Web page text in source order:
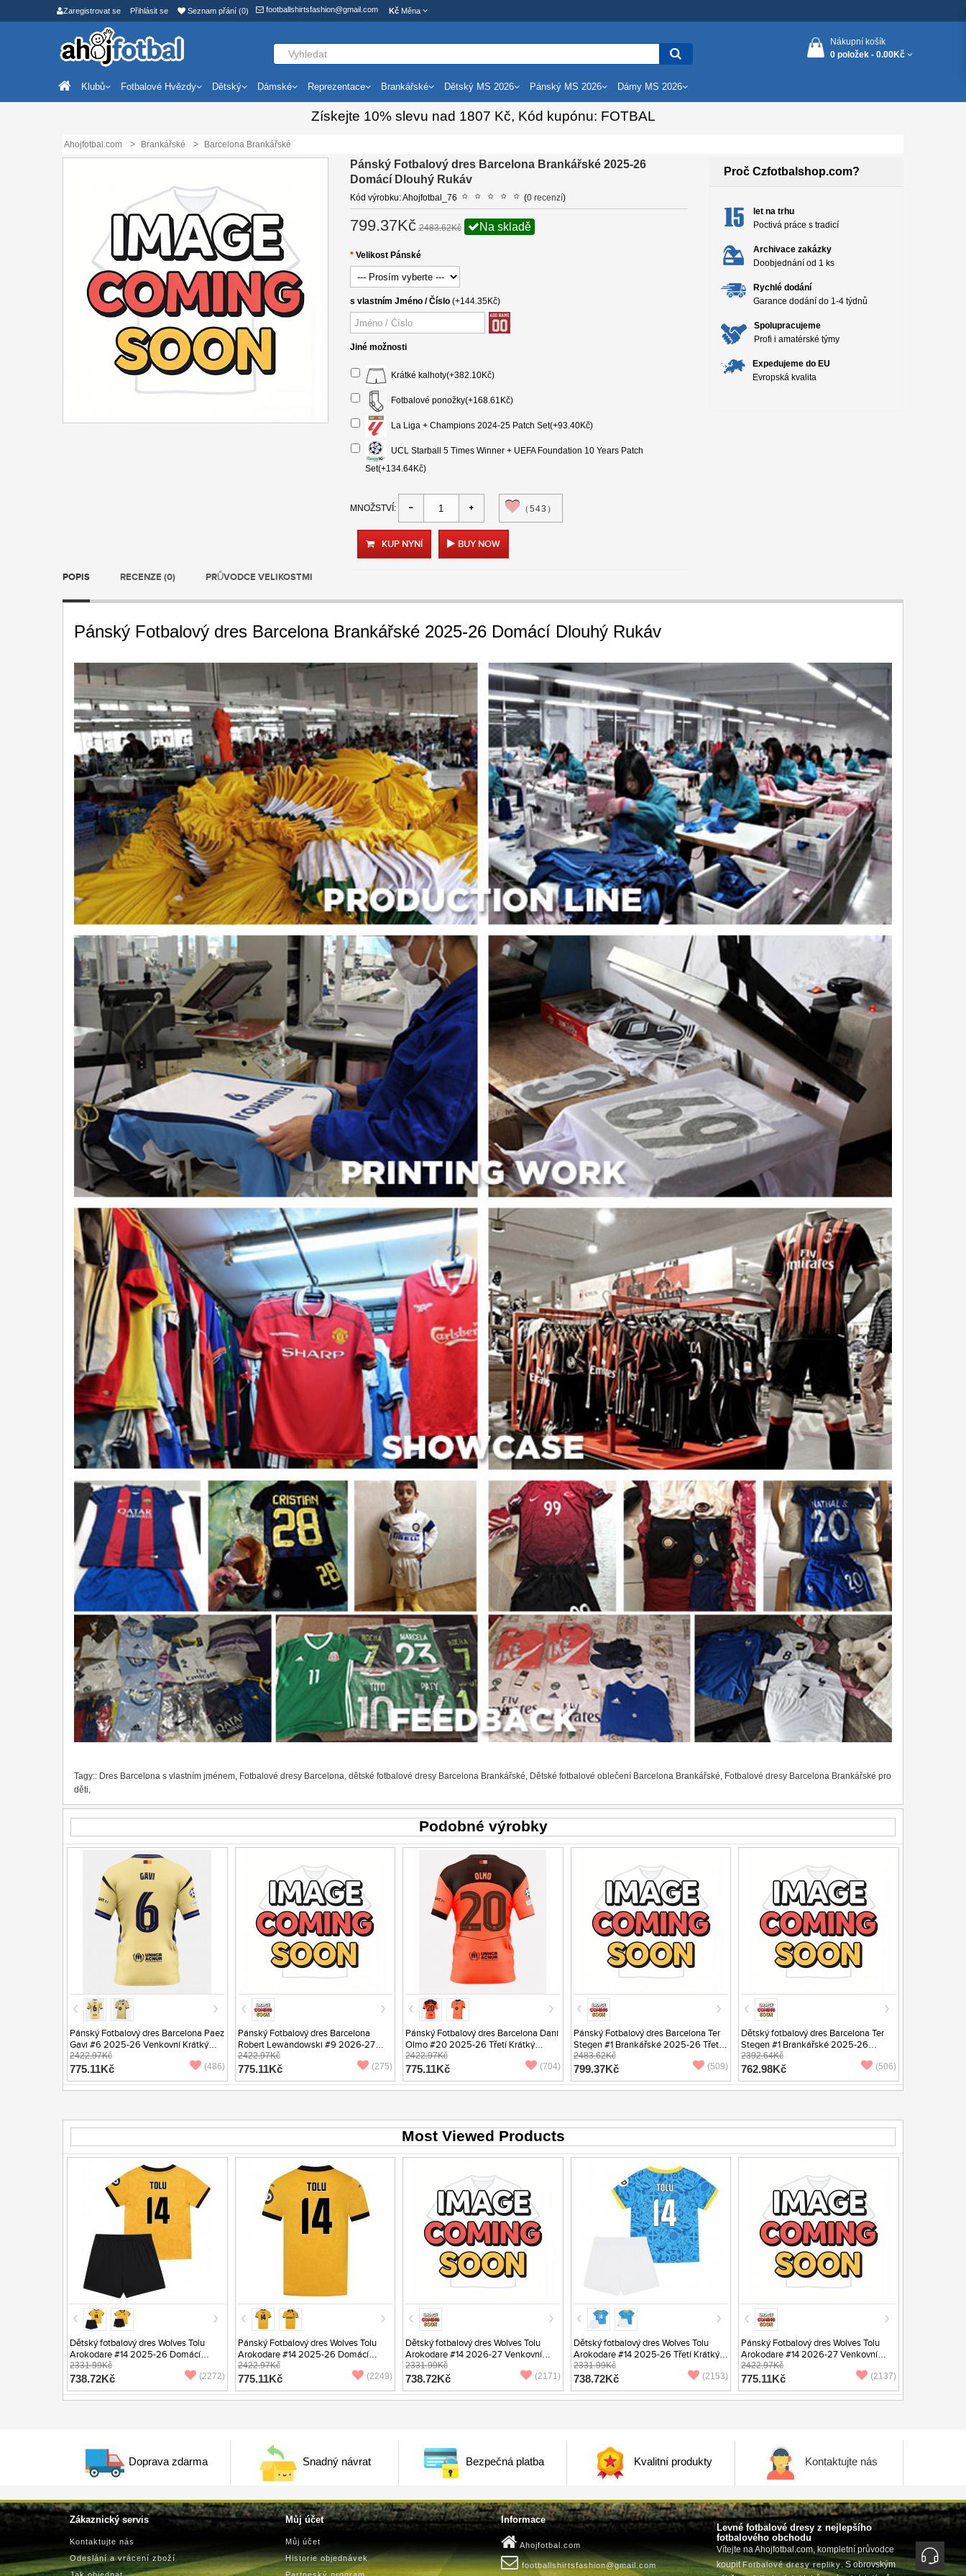
Zaregistrovat se Přihlásit se Seznam přání (0) footballshirtsfashion@gmail.com Kč Měna
Nákupní košík
0 položek - 0.00Kč
Klubů Fotbalové Hvězdy Dětský Dámské Reprezentace Brankářské Dětský MS 2026 Pánský MS 2026 Dámy MS 2026
Získejte 10%slevu nad 1807 Kč, Kód kupónu: FOTBAL
Ahojfotbal.com Brankářské Barcelona Brankářské
Pánský Fotbalový dres Barcelona Brankářské 2025-26
Domácí Dlouhý Rukáv
Kód výrobku: Ahojfotbal_76 (0 recenzí)
799.37Kč 2483.62Kč Na skladě
Velikost Pánské
s vlastním Jméno / Číslo(+144.35Kč)
Jiné možnosti
Krátké kalhoty(+382.10Kč)
Fotbalové ponožky(+168.61Kč)
La Liga + Champions 2024-25 Patch Set(+93.40Kč)
UCL Starball 5 Times Winner + UEFA Foundation 10 Years Patch
Set(+134.64Kč)
MNOŽSTVÍ: （543）
KUP NYNÍ BUY NOW
Proč Czfotbalshop.com?
let na trhu
Poctivá práce s tradicí
Archivace zakázky
Doobjednání od 1 ks
Rychlé dodání
Garance dodání do 1-4 týdnů
Spolupracujeme
Profi i amatérské týmy
Expedujeme do EU
Evropská kvalita
POPIS RECENZE (0) PRŮVODCE VELIKOSTMI
Pánský Fotbalový dres Barcelona Brankářské 2025-26 Domácí Dlouhý Rukáv
Tagy:: Dres Barcelona s vlastním jménem, Fotbalové dresy Barcelona, dětské fotbalové dresy Barcelona Brankářské, Dětské fotbalové oblečení Barcelona Brankářské, Fotbalové dresy Barcelona Brankářské pro
děti,
Podobné výrobky
Pánský Fotbalový dres Barcelona Paez
Gavi #6 2025-26 Venkovní Krátký
Rukáv
2422.97Kč
775.11Kč (486)
Pánský Fotbalový dres Barcelona
Robert Lewandowski #9 2026-27
Venkovní Krátký Rukáv
2422.97Kč
775.11Kč (275)
Pánský Fotbalový dres Barcelona Dani
Olmo #20 2025-26 Třetí Krátký
Rukáv
2422.97Kč
775.11Kč (704)
Pánský Fotbalový dres Barcelona Ter
Stegen #1 Brankářské 2025-26 Třetí
Dlouhý Rukáv
2483.62Kč
799.37Kč (509)
Dětský fotbalový dres Barcelona Ter
Stegen #1 Brankářské 2025-26
Domácí Dlouhý Rukáv (+ trenýrky)
2392.64Kč
762.98Kč (506)
Most Viewed Products
Dětský fotbalový dres Wolves Tolu
Arokodare #14 2025-26 Domácí
Krátký Rukáv (+ trenýrky)
2331.99Kč
738.72Kč (2272)
Pánský Fotbalový dres Wolves Tolu
Arokodare #14 2025-26 Domácí
Krátký Rukáv
2422.97Kč
775.11Kč (2249)
Dětský fotbalový dres Wolves Tolu
Arokodare #14 2026-27 Venkovní
Krátký Rukáv (+ trenýrky)
2331.99Kč
738.72Kč (2171)
Dětský fotbalový dres Wolves Tolu
Arokodare #14 2025-26 Třetí Krátký
Rukáv (+ trenýrky)
2331.99Kč
738.72Kč (2153)
Pánský Fotbalový dres Wolves Tolu
Arokodare #14 2026-27 Venkovní
Krátký Rukáv
2422.97Kč
775.11Kč (2137)
Doprava zdarma Snadný návrat Bezpečná platba Kvalitní produkty Kontaktujte nás
Zákaznický servis
Kontaktujte nás
Odeslání a vrácení zboží
Můj účet
Můj účet
Historie objednávek
Informace
Ahojfotbal.com
footballshirtsfashion@gmail.com
Levné fotbalové dresy z nejlepšího
fotbalového obchodu
Vítejte na Ahojfotbal.com, kompletní průvodce
koupitFotbalové dresy repliky. S obrovským